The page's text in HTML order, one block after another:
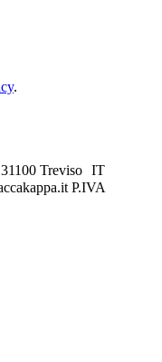
.
Treviso IT
P.IVA